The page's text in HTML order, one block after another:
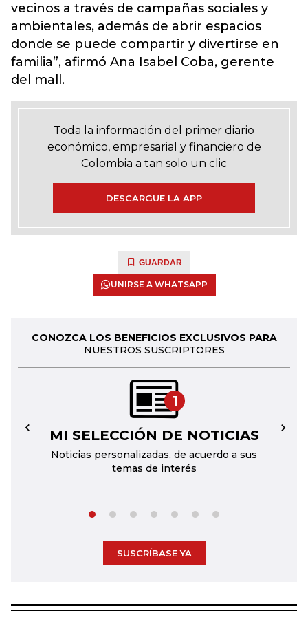
vecinos a través de campañas sociales y
ambientales, además de abrir espacios
donde se puede compartir y divertirse en
familia”, afirmó Ana Isabel Coba, gerente
del mall.
Toda la información del primer diario
económico, empresarial y financiero de
Colombia a tan solo un clic
DESCARGUE LA APP
GUARDAR
UNIRSE A WHATSAPP
CONOZCA LOS BENEFICIOS EXCLUSIVOS PARA
NUESTROS SUSCRIPTORES
1
MI SELECCIÓN DE NOTICIAS
Noticias personalizadas, de acuerdo a sus
temas de interés
← →
SUSCRÍBASE YA